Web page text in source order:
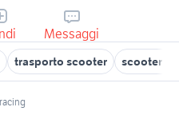
Messaggi
trasporto scooter scooter